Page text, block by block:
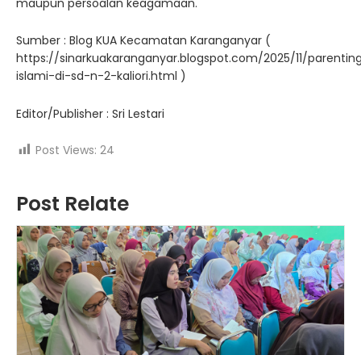
Sumber : Blog KUA Kecamatan Karanganyar (
https://sinarkuakaranganyar.blogspot.com/2025/11/
islami-di-sd-n-2-kaliori.html )
Editor/Publisher : Sri Lestari
Post Views: 24
Post Relate